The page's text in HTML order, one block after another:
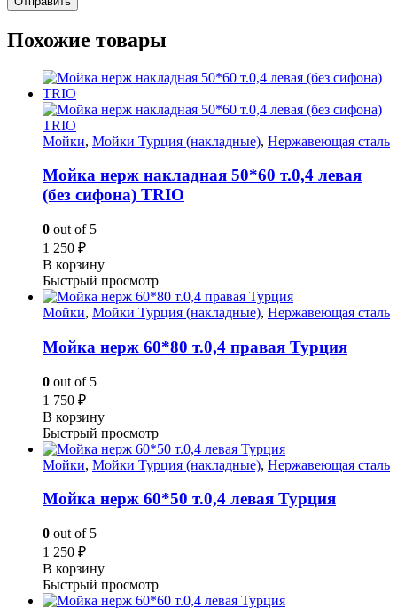
Похожие товары
Мойки, Мойки Турция (накладные), Нержавеющая сталь
Мойка нерж накладная 50*60 т.0,4 левая
(без сифона) TRIO
0 out of 5
1 250 ₽
В корзину
Быстрый просмотр
Мойки, Мойки Турция (накладные), Нержавеющая сталь
Мойка нерж 60*80 т.0,4 правая Турция
0 out of 5
1 750 ₽
В корзину
Быстрый просмотр
Мойки, Мойки Турция (накладные), Нержавеющая сталь
Мойка нерж 60*50 т.0,4 левая Турция
0 out of 5
1 250 ₽
В корзину
Быстрый просмотр